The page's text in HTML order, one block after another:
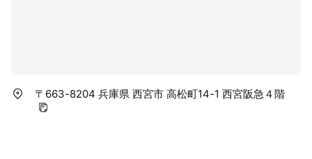
〒663-8204 兵庫県 西宮市 高松町14-1 西宮阪急４階